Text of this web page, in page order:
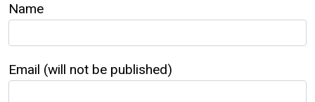
Name
Email (will not be published)